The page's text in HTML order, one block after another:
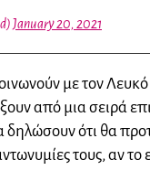
January 20, 2021
με τον
από μια σειρά
δηλώσουν ότι θα
τους, αν το